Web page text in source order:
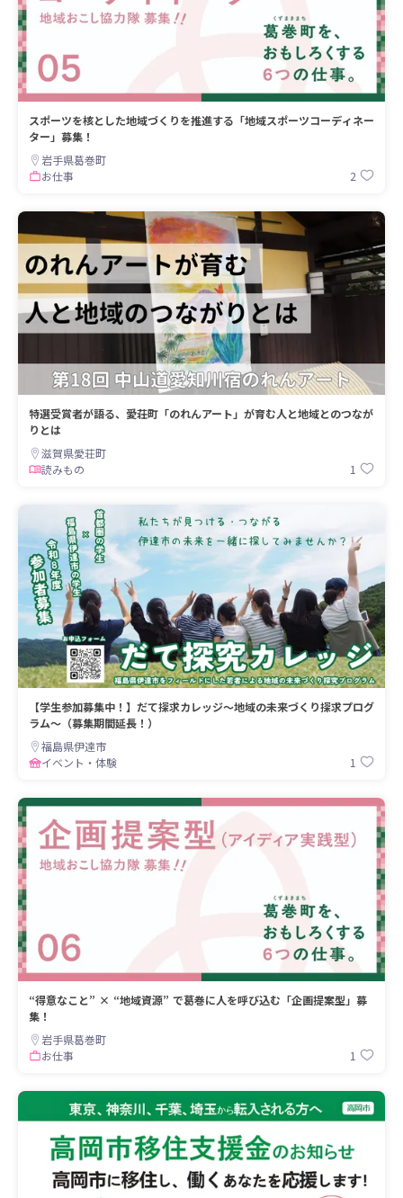
スポーツを核とした地域づくりを推進する「地域スポーツコーディネー
ター」募集！
岩手県葛巻町
お仕事
2
特選受賞者が語る、愛荘町「のれんアート」が育む人と地域とのつなが
りとは
滋賀県愛荘町
読みもの
1
【学生参加募集中！】だて探求カレッジ～地域の未来づくり探求プログ
ラム～（募集期間延長！）
福島県伊達市
イベント・体験
1
“得意なこと” × “地域資源” で葛巻に人を呼び込む「企画提案型」募
集！
岩手県葛巻町
お仕事
1